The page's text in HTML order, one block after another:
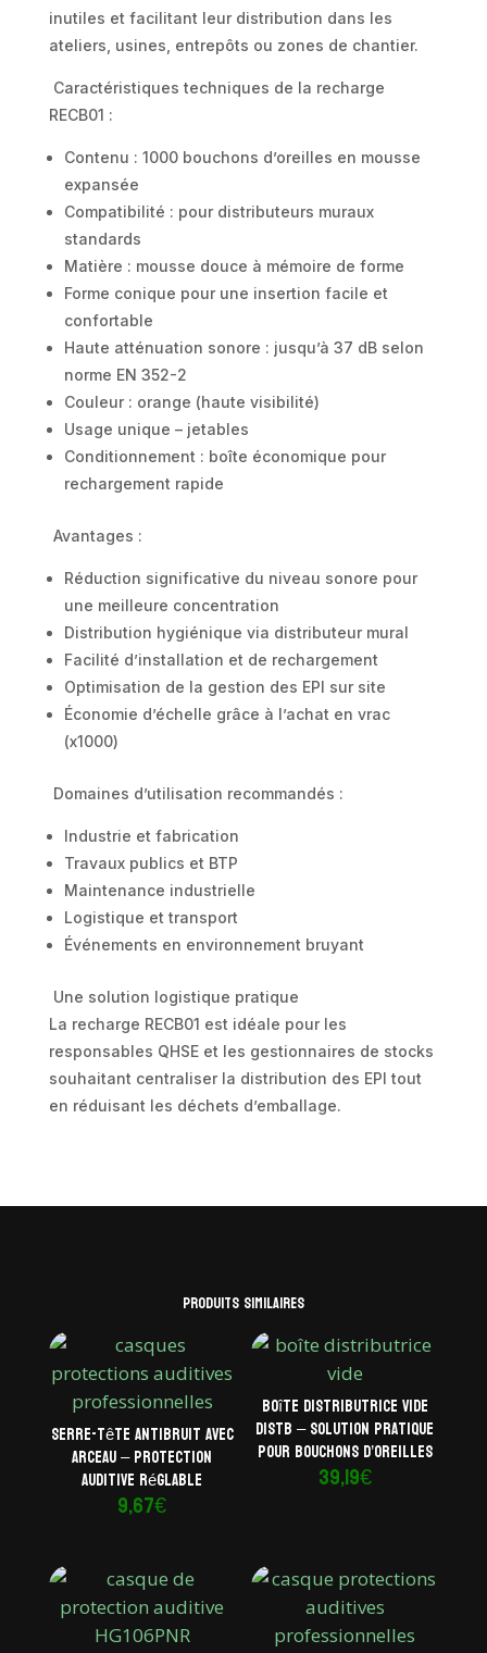
inutiles et facilitant leur distribution dans les
ateliers, usines, entrepôts ou zones de chantier.
Caractéristiques techniques de la recharge
RECB01 :
Contenu : 1000 bouchons d’oreilles en mousse
expansée
Compatibilité : pour distributeurs muraux
standards
Matière : mousse douce à mémoire de forme
Forme conique pour une insertion facile et
confortable
Haute atténuation sonore : jusqu’à 37 dB selon
norme EN 352-2
Couleur : orange (haute visibilité)
Usage unique – jetables
Conditionnement : boîte économique pour
rechargement rapide
Avantages :
Réduction significative du niveau sonore pour
une meilleure concentration
Distribution hygiénique via distributeur mural
Facilité d’installation et de rechargement
Optimisation de la gestion des EPI sur site
Économie d’échelle grâce à l’achat en vrac
(x1000)
Domaines d’utilisation recommandés :
Industrie et fabrication
Travaux publics et BTP
Maintenance industrielle
Logistique et transport
Événements en environnement bruyant
Une solution logistique pratique
La recharge RECB01 est idéale pour les
responsables QHSE et les gestionnaires de stocks
souhaitant centraliser la distribution des EPI tout
en réduisant les déchets d’emballage.
Produits similaires
Serre-tête antibruit avec
arceau – Protection
auditive réglable
9,67€
Boîte distributrice vide
DISTB – Solution pratique
pour bouchons d’oreilles
39,19€